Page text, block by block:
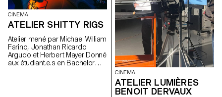
animées pour un label musical
fictif, en s’appuyant sur le
motion design et la logique
procédurale. À l’aide de Cavalry,
les étudiant·e·s développent
des systèmes visuels
dynamiques qui se
transforment selon des règles
précises, tout en conservant
CINEMA
ATELIER SHITTY RIGS
Atelier mené par Michael William
Farino, Jonathan Ricardo
Argudo et Herbert Mayer Donné
aux étudiant.e.s en Bachelor
CINEMA
ATELIER LUMIÈRES
BENOIT DERVAUX